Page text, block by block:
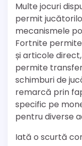
Multe jocuri
permit
mecanismele
Fortnite
și articole
permite
schimburi de
remarcă prin
specific pe
pentru diverse
Iată o scurtă